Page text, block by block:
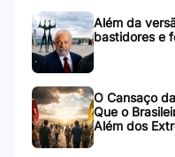
Além da
bastidores e
O Cansaço
Que o
Além dos